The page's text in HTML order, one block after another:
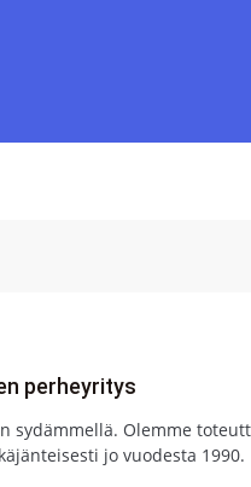
perheyritys
sydämmellä. Olemme
jo vuodesta 1990.